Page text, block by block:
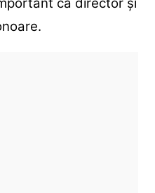
ca director și